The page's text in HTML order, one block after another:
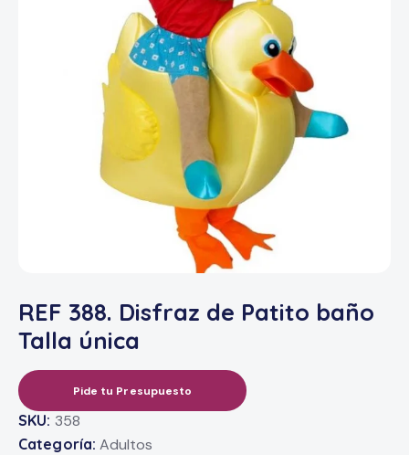
REF 388. Disfraz de Patito baño
Talla única
Pide tu Presupuesto
SKU: 358
Categoría: Adultos